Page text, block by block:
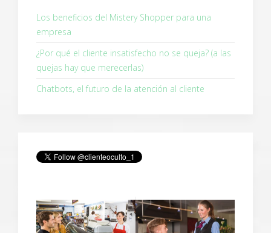
Los beneficios del Mistery Shopper para una
empresa
¿Por qué el cliente insatisfecho no se queja? (a las
quejas hay que merecerlas)
Chatbots, el futuro de la atención al cliente